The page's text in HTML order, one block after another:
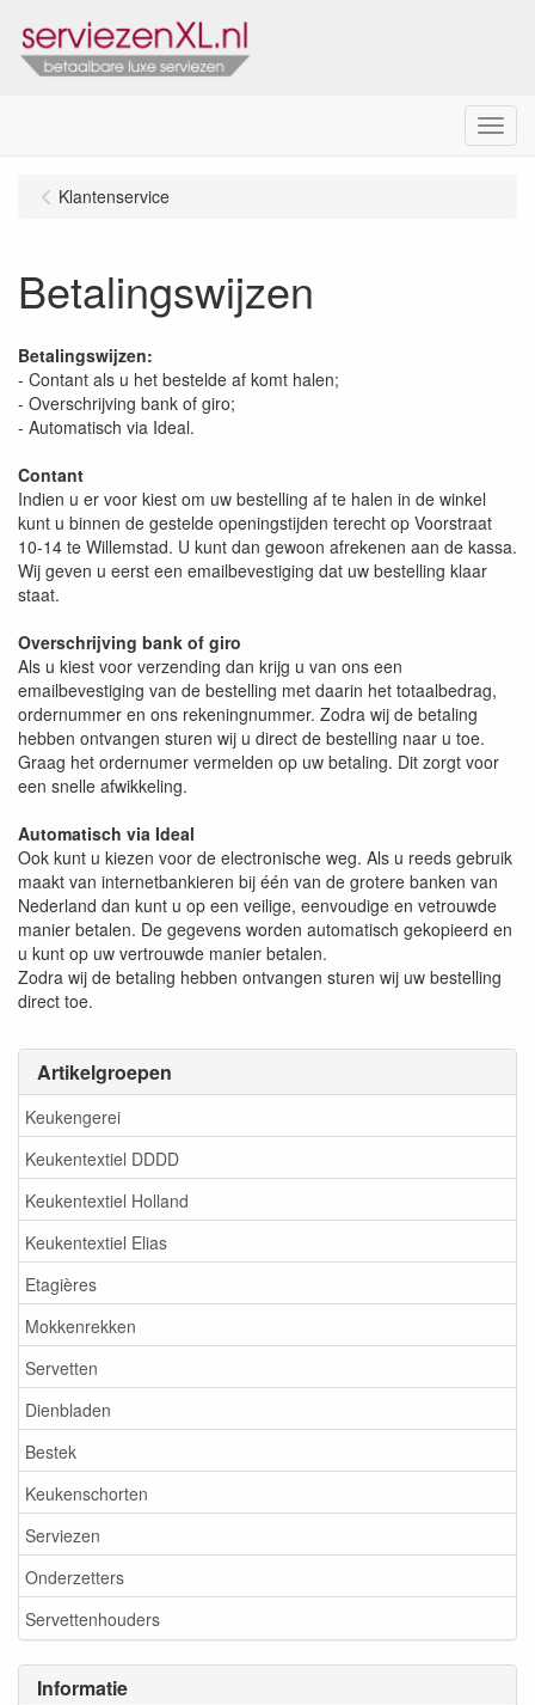
Menu
Artikelgroepen
Keukengerei
Keukentextiel DDDD
Keukentextiel Holland
Keukentextiel Elias
Etagières
Mokkenrekken
Servetten
Dienbladen
Bestek
Keukenschorten
Serviezen
Onderzetters
Servettenhouders
Informatie
Klantenservice
Betalingswijzen
Betalingswijzen:
- Contant als u het bestelde af komt halen;
- Overschrijving bank of giro;
- Automatisch via Ideal.
Contant
Indien u er voor kiest om uw bestelling af te halen in de winkel
kunt u binnen de gestelde openingstijden terecht op Voorstraat
10-14 te Willemstad. U kunt dan gewoon afrekenen aan de kassa.
Wij geven u eerst een emailbevestiging dat uw bestelling klaar
staat.
Overschrijving bank of giro
Als u kiest voor verzending dan krijg u van ons een
emailbevestiging van de bestelling met daarin het totaalbedrag,
ordernummer en ons rekeningnummer. Zodra wij de betaling
hebben ontvangen sturen wij u direct de bestelling naar u toe.
Graag het ordernumer vermelden op uw betaling. Dit zorgt voor
een snelle afwikkeling.
Automatisch via Ideal
Ook kunt u kiezen voor de electronische weg. Als u reeds gebruik
maakt van internetbankieren bij één van de grotere banken van
Nederland dan kunt u op een veilige, eenvoudige en vetrouwde
manier betalen. De gegevens worden automatisch gekopieerd en
u kunt op uw vertrouwde manier betalen.
Zodra wij de betaling hebben ontvangen sturen wij uw bestelling
direct toe.